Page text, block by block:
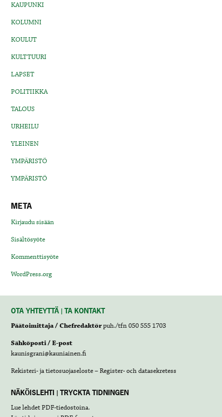
KAUPUNKI
KOLUMNI
KOULUT
KULTTUURI
LAPSET
POLITIIKKA
TALOUS
URHEILU
YLEINEN
YMPÄRISTÖ
YMPÄRISTÖ
META
Kirjaudu sisään
Sisältösyöte
Kommenttisyöte
WordPress.org
OTA YHTEYTTÄ | TA KONTAKT
Päätoimittaja / Chefredaktörpuh./tfn 050 555 1703
Sähköposti / E-post
kaunisgrani@kauniainen.fi
Rekisteri- ja tietosuojaseloste – Register- och datasekretess
NÄKÖISLEHTI | TRYCKTA TIDNINGEN
Lue lehdetPDF-tiedostoina.